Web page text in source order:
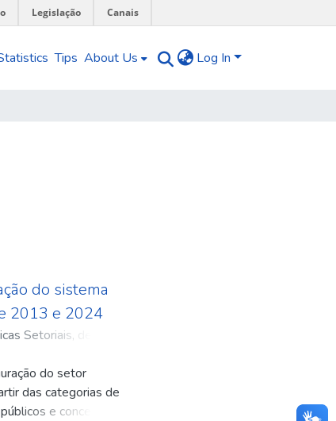
Legislação Canais
Tips About Us Log In
do sistema
2013 e 2024
Setoriais, de
do setor
das categorias de
e concedidos;